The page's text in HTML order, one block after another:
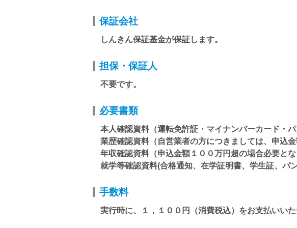
保証会社
しんきん保証基金が保証します。
担保・保証人
不要です。
必要書類
本人確認資料（運転免許証・マイナンバーカード・パ
業歴確認資料（自営業者の方につきましては、申込
年収確認資料（申込金額１００万円超の場合必要とな
就学等確認資料(合格通知、在学証明書、学生証、パ
手数料
実行時に、１，１００円（消費税込）をお支払いいた